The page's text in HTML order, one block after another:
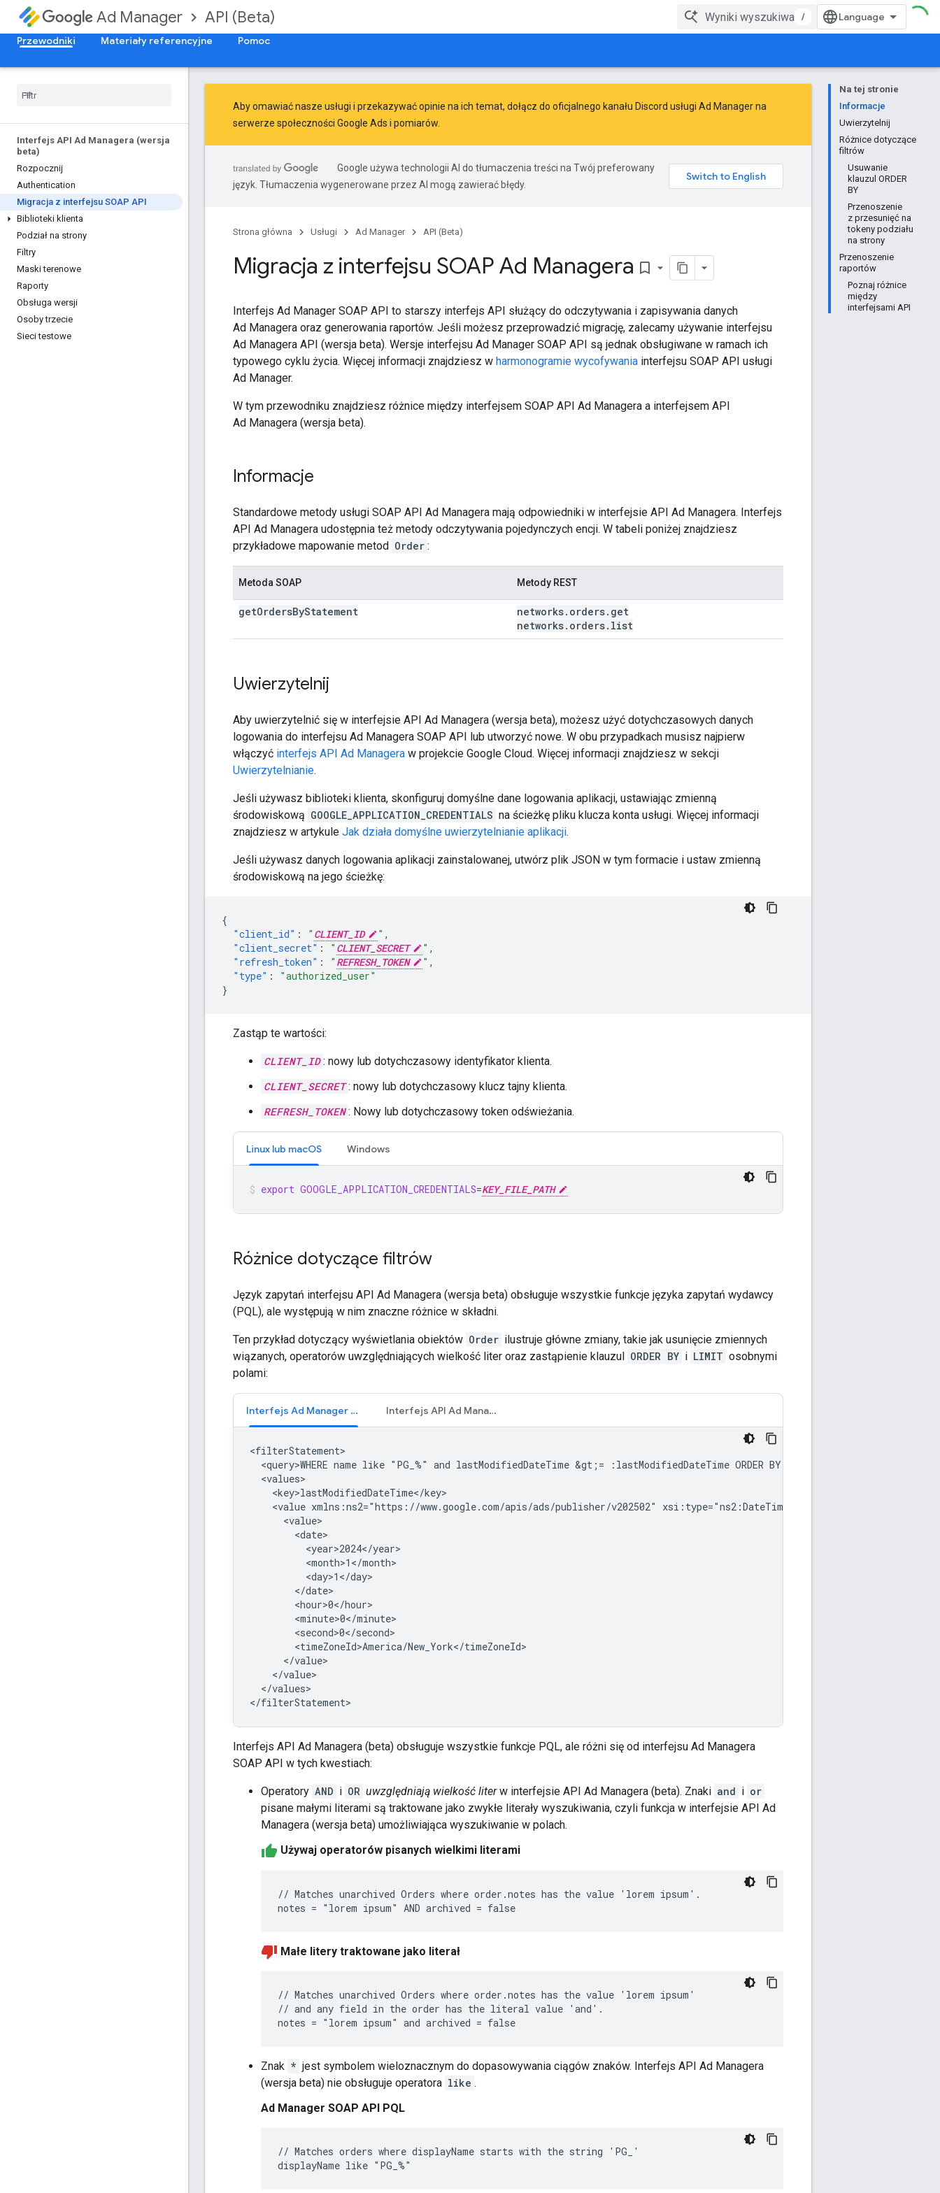
Ad Manager API (Beta)
/
Przewodniki
Materiały referencyjne Pomoc
Interfejs API Ad Managera (wersja
beta)
Rozpocznij
Authentication
Migracja z interfejsu SOAP API
Biblioteki klienta
Podział na strony
Filtry
Maski terenowe
Raporty
Obsługa wersji
Osoby trzecie
Sieci testowe
Na tej stronie
Informacje
Uwierzytelnij
Różnice dotyczące
filtrów
Usuwanie
klauzul ORDER
BY
Przenoszenie
z przesunięć na
tokeny podziału
na strony
Przenoszenie
raportów
Poznaj różnice
między
interfejsami API
Aby omawiać nasze usługi i przekazywać opinie na ich temat, dołącz do oficjalnego kanału Discord usługi Ad Manager na
serwerze społeczności Google Ads i pomiarów
Google używa technologii AI do tłumaczenia treści na Twój preferowany
język. Tłumaczenia wygenerowane przez AI mogą zawierać błędy.
Strona główna Usługi Ad Manager API (Beta)
Migracja z interfejsu SOAP Ad Managera bookmark_border
Interfejs Ad Manager SOAP API to starszy interfejs API służący do odczytywania i zapisywania danych
Ad Managera oraz generowania raportów. Jeśli możesz przeprowadzić migrację, zalecamy używanie interfejsu
Ad Managera API (wersja beta). Wersje interfejsu Ad Manager SOAP API są jednak obsługiwane w ramach ich
typowego cyklu życia. Więcej informacji znajdziesz w harmonogramie wycofywania interfejsu SOAP API usługi
Ad Manager.
W tym przewodniku znajdziesz różnice między interfejsem SOAP API Ad Managera a interfejsem API
Ad Managera (wersja beta).
Informacje
Standardowe metody usługi SOAP API Ad Managera mają odpowiedniki w interfejsie API Ad Managera. Interfejs
API Ad Managera udostępnia też metody odczytywania pojedynczych encji. W tabeli poniżej znajdziesz
przykładowe mapowanie metod Order :
Metoda SOAP Metody REST
getOrdersByStatement networks. orders. get
networks. orders. list
Uwierzytelnij
Aby uwierzytelnić się w interfejsie API Ad Managera (wersja beta), możesz użyć dotychczasowych danych
logowania do interfejsu Ad Managera SOAP API lub utworzyć nowe. W obu przypadkach musisz najpierw
włączyć interfejs API Ad Managera w projekcie Google Cloud. Więcej informacji znajdziesz w sekcji
Uwierzytelnianie.
Jeśli używasz biblioteki klienta, skonfiguruj domyślne dane logowania aplikacji, ustawiając zmienną
środowiskową GOOGLE_APPLICATION_CREDENTIALS na ścieżkę pliku klucza konta usługi. Więcej informacji
znajdziesz w artykule Jak działa domyślne uwierzytelnianie aplikacji.
Jeśli używasz danych logowania aplikacji zainstalowanej, utwórz plik JSON w tym formacie i ustaw zmienną
środowiskową na jego ścieżkę:
{
"client_id" : " CLIENT_ID " ,
"client_secret" : " CLIENT_SECRET " ,
"refresh_token" : " REFRESH_TOKEN " ,
"type" :
"authorized_user"
}
Zastąp te wartości:
CLIENT_ID : nowy lub dotychczasowy identyfikator klienta.
CLIENT_SECRET : nowy lub dotychczasowy klucz tajny klienta.
REFRESH_TOKEN : Nowy lub dotychczasowy token odświeżania.
Linux lub macOS Windows
export GOOGLE_APPLICATION_CREDENTIALS=KEY_FILE_PATH
Różnice dotyczące filtrów
Język zapytań interfejsu API Ad Managera (wersja beta) obsługuje wszystkie funkcje języka zapytań wydawcy
(PQL), ale występują w nim znaczne różnice w składni.
Ten przykład dotyczący wyświetlania obiektów Order ilustruje główne zmiany, takie jak usunięcie zmiennych
wiązanych, operatorów uwzględniających wielkość liter oraz zastąpienie klauzul ORDER BY i LIMIT osobnymi
polami:
Interfejs Ad Manager SOAP API Interfejs API Ad Managera (beta)
<query>WHERE name like "PG_%" and lastModifiedDateTime &gt;= :lastModifiedDateTime ORDER BY
<value xmlns:ns2="https://www.google.com/apis/ads/publisher/v202502"
</values>
Interfejs API Ad Managera (beta) obsługuje wszystkie funkcje PQL, ale różni się od interfejsu Ad Managera
SOAP API w tych kwestiach:
Operatory AND i OR uwzględniają wielkość literw interfejsie API Ad Managera (beta). Znaki and i or
pisane małymi literami są traktowane jako zwykłe literały wyszukiwania, czyli funkcja w interfejsie API Ad
Managera (wersja beta) umożliwiająca wyszukiwanie w polach.
Używaj operatorów pisanych wielkimi literami
// Matches unarchived Orders where order.notes has the value 'lorem ipsum'.
Małe litery traktowane jako literał
// Matches unarchived Orders where order.notes has the value 'lorem ipsum'
// and any field in the order has the literal value 'and'.
Znak * jest symbolem wieloznacznym do dopasowywania ciągów znaków. Interfejs API Ad Managera
(wersja beta) nie obsługuje operatora like .
Ad Manager SOAP API PQL
// Matches orders where displayName starts with the string 'PG_'